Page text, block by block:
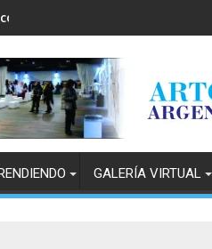
GALERÍA VIRTUAL